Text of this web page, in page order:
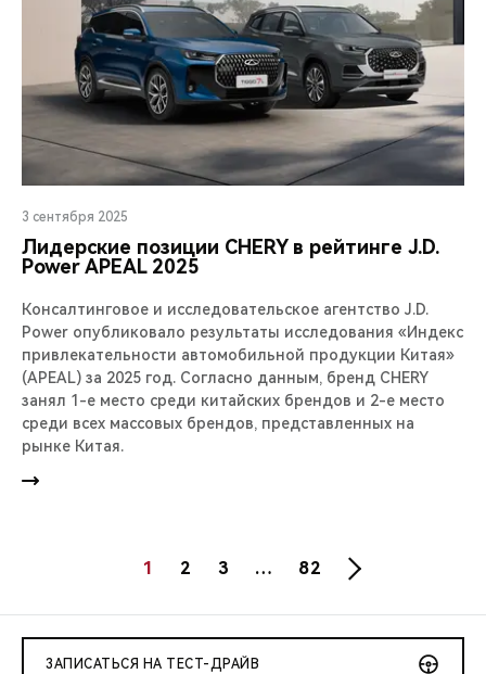
3 сентября 2025
Лидерские позиции CHERY в рейтинге J.D.
Power APEAL 2025
Консалтинговое и исследовательское агентство J.D.
Power опубликовало результаты исследования «Индекс
привлекательности автомобильной продукции Китая»
(APEAL) за 2025 год. Согласно данным, бренд CHERY
занял 1-е место среди китайских брендов и 2-е место
среди всех массовых брендов, представленных на
рынке Китая.
1 2 3 … 82
ЗАПИСАТЬСЯ НА ТЕСТ-ДРАЙВ